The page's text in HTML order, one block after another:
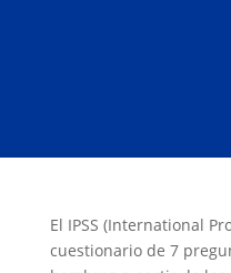
El IPSS (International
cuestionario de 7